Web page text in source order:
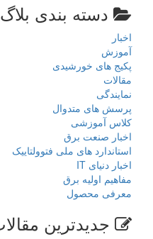
دسته بندی بلاگ
اخبار
آموزش
پکیج های خورشیدی
مقالات
نمایندگی
پرسش های متدوال
کلاس آموزشی
اخبار صنعت برق
استاندارد های ملی فتوولتاییک
اخبار دنیای IT
مفاهیم اولیه برق
معرفی محصول
جدیدترین